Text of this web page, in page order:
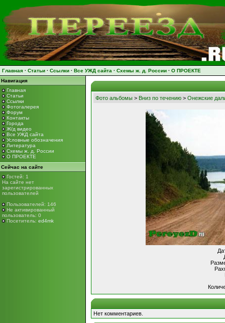
Главная · Статьи · Ссылки · Все УЖД сайта · Схемы ж. д. России · О ПРОЕКТЕ
Навигация
Главная
Статьи
Ссылки
Фотогалерея
Форум
Контакты
Города
Ж/д видео
Все УЖД сайта
Условные обозначения
Литература
Схемы ж. д. России
О ПРОЕКТЕ
Сейчас на сайте
Гостей: 1
На сайте нет
зарегистрированных
пользователей
Пользователей: 146
Не активированный
пользователь: 0
Посетитель: ed4mk
Фото альбомы > Вниз по течению > Онежские
Нет комментариев.